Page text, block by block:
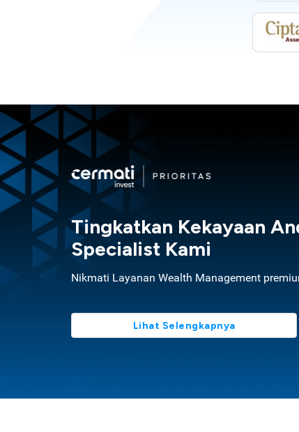
Tingkatkan Kekayaan
Specialist Kami
Nikmati Layanan Wealth Management
Lihat Selengkapnya